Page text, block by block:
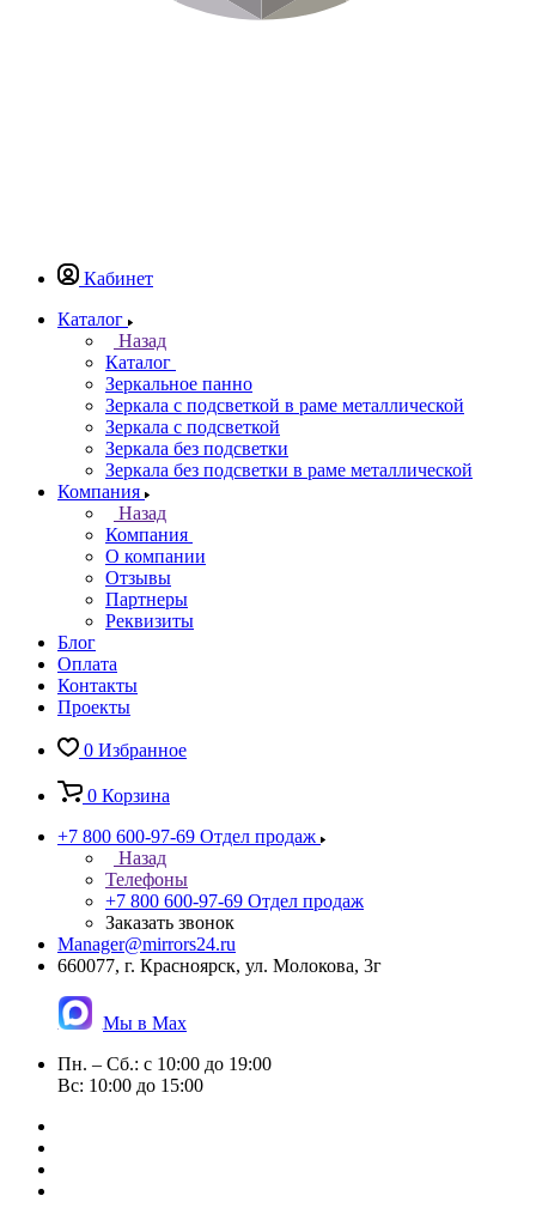
Кабинет
Каталог
Назад
Каталог
Зеркальное панно
Зеркала с подсветкой в раме металлической
Зеркала с подсветкой
Зеркала без подсветки
Зеркала без подсветки в раме металлической
Компания
Назад
Компания
О компании
Отзывы
Партнеры
Реквизиты
Блог
Оплата
Контакты
Проекты
0 Избранное
0 Корзина
+7 800 600-97-69 Отдел продаж
Назад
Телефоны
+7 800 600-97-69 Отдел продаж
Заказать звонок
Manager@mirrors24.ru
660077, г. Красноярск, ул. Молокова, 3г
Мы в Max
Пн. – Сб.: с 10:00 до 19:00
Вс: 10:00 до 15:00